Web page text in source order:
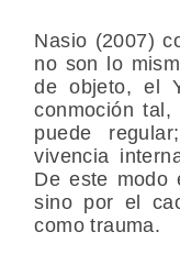
Nasio (2007)
no son lo
de objeto, el
conmoción
puede
vivencia
De este modo
sino por el
como trauma.